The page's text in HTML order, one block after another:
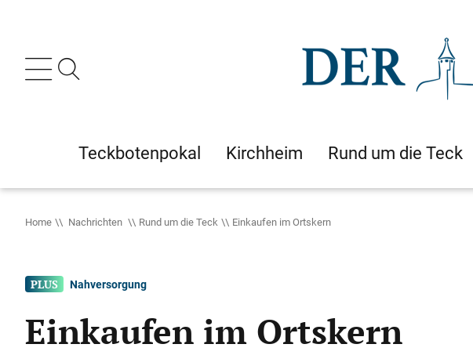
Teckbotenpokal Kirchheim Rund um die Teck
Home Nachrichten Rund um die Teck Einkaufen im Ortskern
Nahversorgung
Einkaufen im Ortskern